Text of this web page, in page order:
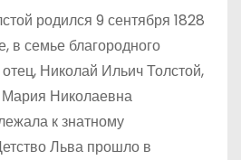
родился 9 сентября 1828
в семье благородного
Николай Ильич Толстой,
Николаевна
к знатному
Льва прошло в